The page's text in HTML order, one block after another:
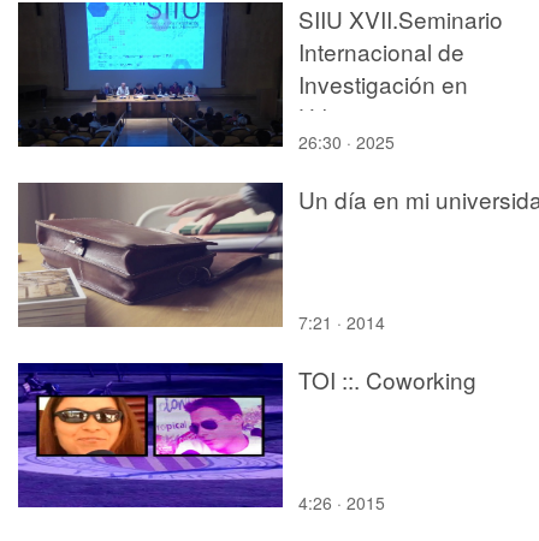
SIIU XVII.Seminario
Internacional de
Investigación en
Urbanismo.
INAUGURACIÓN.
26:30 · 2025
Un día en mi
7:21 · 2014
TOI ::. Coworking
4:26 · 2015